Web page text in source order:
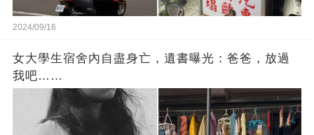
2024/09/16
女大學生宿舍內自盡身亡，遺書曝光：爸爸，放過
我吧……